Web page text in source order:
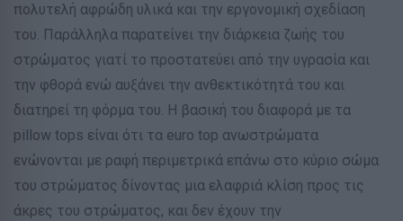
πολυτελή αφρώδη υλικά και την εργονομική σχεδίαση
του. Παράλληλα παρατείνει την διάρκεια ζωής του
στρώματος γιατί το προστατεύει από την υγρασία και
την φθορά ενώ αυξάνει την ανθεκτικότητά του και
διατηρεί τη φόρμα του. Η βασική του διαφορά με τα
pillow tops είναι ότι τα euro top ανωστρώματα
ενώνονται με ραφή περιμετρικά επάνω στο κύριο σώμα
του στρώματος δίνοντας μια ελαφριά κλίση προς τις
άκρες του στρώματος, και δεν έχουν την